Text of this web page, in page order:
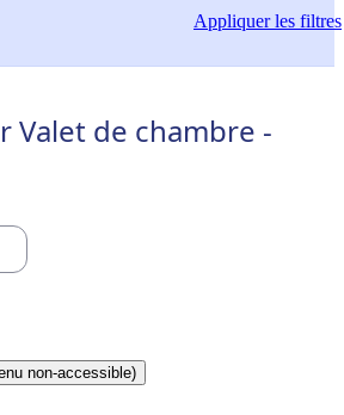
Appliquerles filtres
Valet de chambre -
non-accessible)